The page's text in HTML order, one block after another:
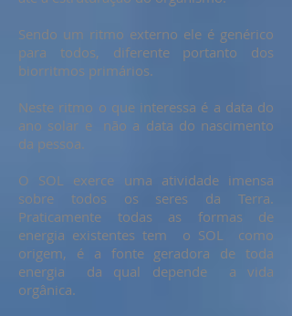
Sendo um ritmo externo ele é genérico
para todos, diferente portanto dos
biorritmos primários.
Neste ritmo o que interessa é a data do
ano solar e não a data do nascimento
da pessoa.
O SOL exerce uma atividade imensa
sobre todos os seres da Terra.
Praticamente todas as formas de
energia existentes tem o SOL como
origem, é a fonte geradora de toda
energia da qual depende a vida
orgânica.